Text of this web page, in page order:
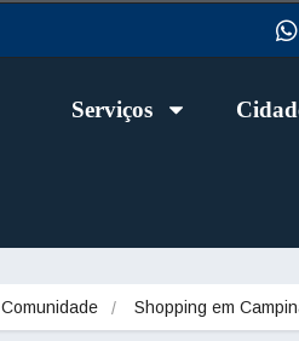
Serviços
Comunidade Shopping em